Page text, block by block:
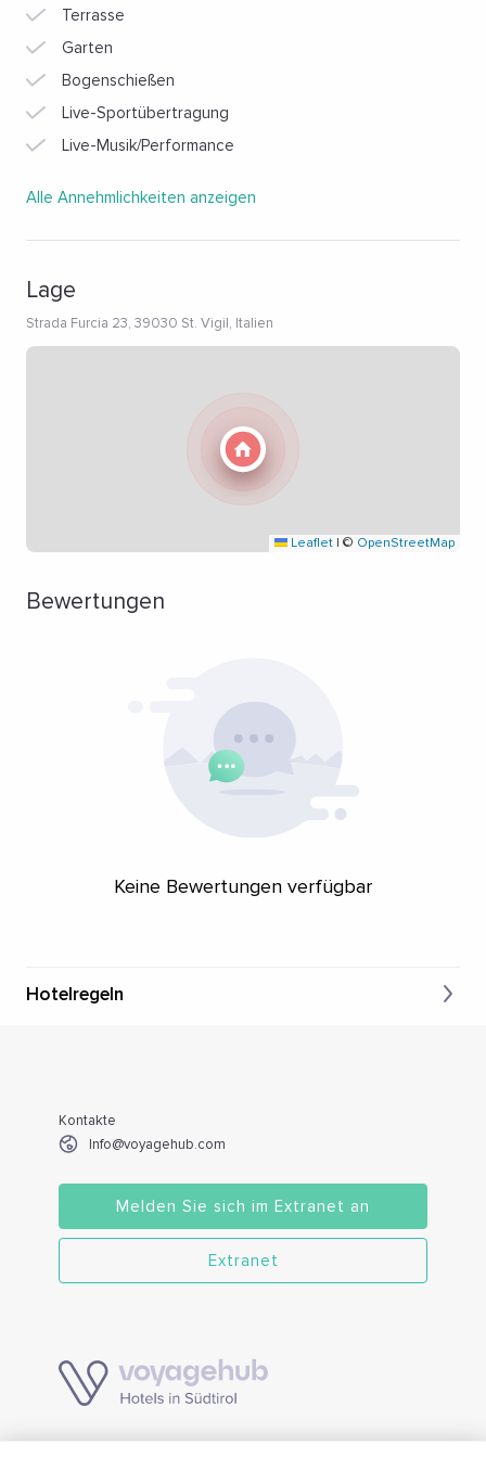
Terrasse
Garten
Bogenschießen
Live-Sportübertragung
Live-Musik/Performance
Alle Annehmlichkeiten anzeigen
Lage
Strada Furcia 23, 39030 St. Vigil, Italien
Leaflet | © OpenStreetMap
Bewertungen
Keine Bewertungen verfügbar
Hotelregeln
Kontakte
Info@voyagehub.com
Melden Sie sich im Extranet an
Extranet